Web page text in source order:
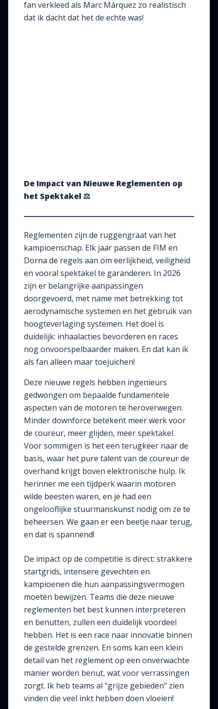
fan verkleed als Marc Márquez zo realistisch
dat ik dacht dat het de echte was!
De Impact van Nieuwe Reglementen op
het Spektakel ⚖️
Reglementen zijn de ruggengraat van het
kampioenschap. Elk jaar passen de FIM en
Dorna de regels aan om eerlijkheid, veiligheid
en vooral spektakel te garanderen. In 2026
zijn er belangrijke aanpassingen
doorgevoerd, met name met betrekking tot
aerodynamische systemen en het gebruik van
hoogteverlaging systemen. Het doel is
duidelijk: inhaalacties bevorderen en races
nog onvoorspelbaarder maken. En dat kan ik
als fan alleen maar toejuichen!
Deze nieuwe regels hebben ingenieurs
gedwongen om bepaalde fundamentele
aspecten van de motoren te heroverwegen.
Minder downforce betekent meer werk voor
de coureur, meer glijden, meer spektakel.
Voor sommigen is het een terugkeer naar de
basis, waar het pure talent van de coureur de
overhand krijgt boven elektronische hulp. Ik
herinner me een tijdperk waarin motoren
wilde beesten waren, en je had een
ongelooflijke stuurmanskunst nodig om ze te
beheersen. We gaan er een beetje naar terug,
en dat is spannend!
De impact op de competitie is direct: strakkere
startgrids, intensere gevechten en
kampioenen die hun aanpassingsvermogen
moeten bewijzen. Teams die deze nieuwe
reglementen het best kunnen interpreteren
en benutten, zullen een duidelijk voordeel
hebben. Het is een race naar innovatie binnen
de gestelde grenzen. En soms kan een klein
detail van het reglement op een onverwachte
manier worden benut, wat voor verrassingen
zorgt. Ik heb teams al "grijze gebieden" zien
vinden die veel inkt hebben doen vloeien!